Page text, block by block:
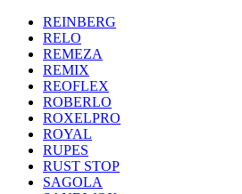
REINBERG
RELO
REMEZA
REMIX
REOFLEX
ROBERLO
ROXELPRO
ROYAL
RUPES
RUST STOP
SAGOLA